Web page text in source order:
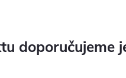
doporučujeme